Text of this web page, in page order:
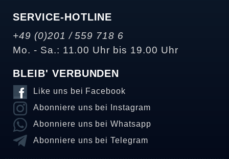
SERVICE-HOTLINE
+49 (0)201 / 559 718 6
Mo. - Sa.: 11.00 Uhr bis 19.00 Uhr
BLEIB' VERBUNDEN
Like uns bei Facebook
Abonniere uns bei Instagram
Abonniere uns bei Whatsapp
Abonniere uns bei Telegram